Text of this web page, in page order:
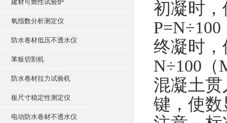
建材可燃性试验炉
氧指数分析测定仪
防水卷材低压不透水仪
苯板切割机
防水卷材拉力试验机
板尺寸稳定性测定仪
电动防水卷材不透水仪
初凝时，
终凝时，
N÷100（
混凝土
键，使